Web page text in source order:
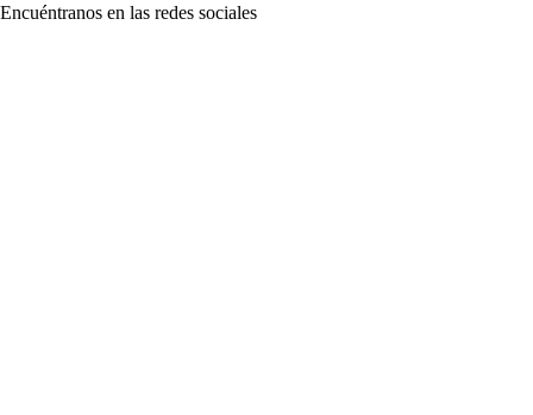
Encuéntranos en las redes sociales